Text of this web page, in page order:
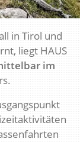
in Tirol und
liegt HAUS
im